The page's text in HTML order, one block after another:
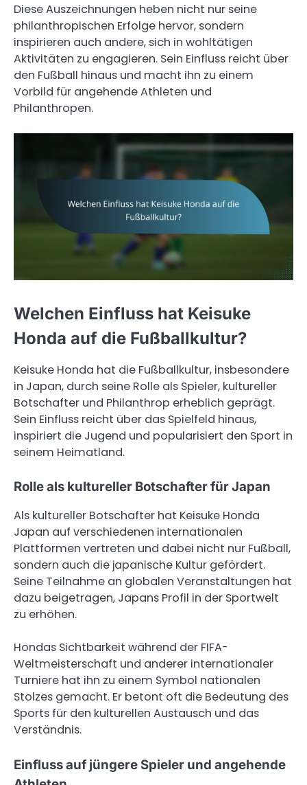
Diese Auszeichnungen heben nicht nur seine
philanthropischen Erfolge hervor, sondern
inspirieren auch andere, sich in wohltätigen
Aktivitäten zu engagieren. Sein Einfluss reicht über
den Fußball hinaus und macht ihn zu einem
Vorbild für angehende Athleten und
Philanthropen.
Welchen Einfluss hat Keisuke
Honda auf die Fußballkultur?
Keisuke Honda hat die Fußballkultur, insbesondere
in Japan, durch seine Rolle als Spieler, kultureller
Botschafter und Philanthrop erheblich geprägt.
Sein Einfluss reicht über das Spielfeld hinaus,
inspiriert die Jugend und popularisiert den Sport in
seinem Heimatland.
Rolle als kultureller Botschafter für Japan
Als kultureller Botschafter hat Keisuke Honda
Japan auf verschiedenen internationalen
Plattformen vertreten und dabei nicht nur Fußball,
sondern auch die japanische Kultur gefördert.
Seine Teilnahme an globalen Veranstaltungen hat
dazu beigetragen, Japans Profil in der Sportwelt
zu erhöhen.
Hondas Sichtbarkeit während der FIFA-
Weltmeisterschaft und anderer internationaler
Turniere hat ihn zu einem Symbol nationalen
Stolzes gemacht. Er betont oft die Bedeutung des
Sports für den kulturellen Austausch und das
Verständnis.
Einfluss auf jüngere Spieler und angehende